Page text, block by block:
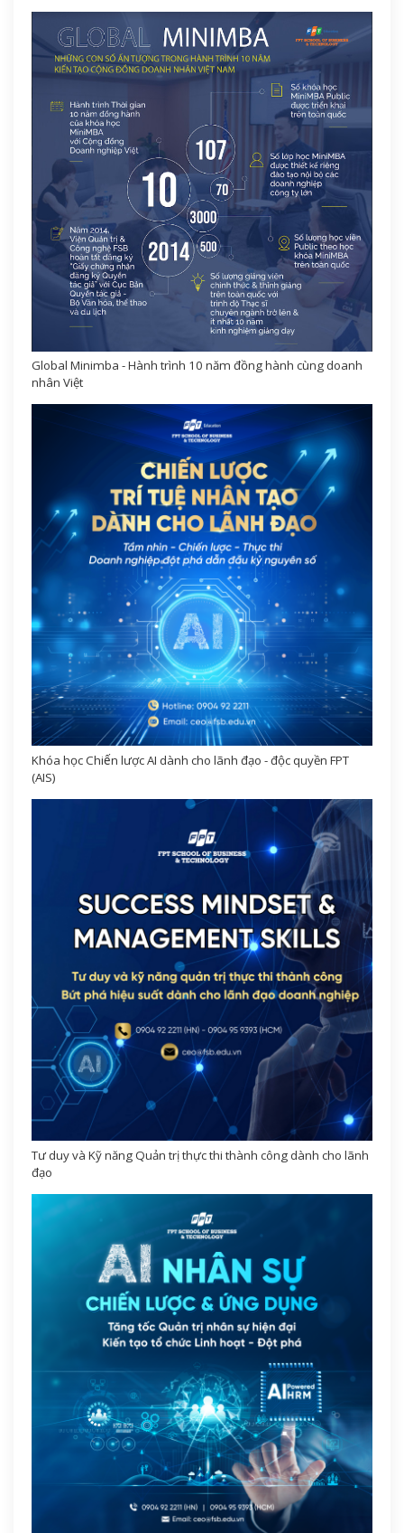
Global Minimba - Hành trình 10 năm đồng hành cùng doanh
nhân Việt
Khóa học Chiến lược AI dành cho lãnh đạo - độc quyền FPT
(AIS)
Tư duy và Kỹ năng Quản trị thực thi thành công dành cho lãnh
đạo